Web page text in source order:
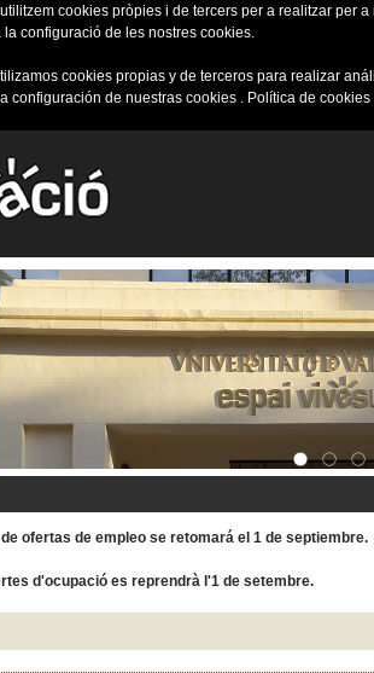
cookies pròpies i de tercers per a realitzar
configuració de les nostres cookies.
cookies propias y de terceros para realizar
configuración de nuestras cookies . Política de cookies
ofertas de empleo se retomará el 1 de septiembre.
d'ocupació es reprendrà l'1 de setembre.